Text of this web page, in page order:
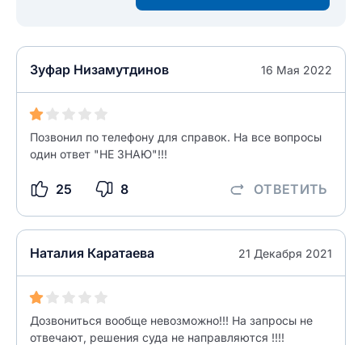
Зуфар Низамутдинов 16 Мая 2022
Позвонил по телефону для справок. На все вопросы
один ответ "НЕ ЗНАЮ"!!!
25 8 ОТВЕТИТЬ
Наталия Каратаева 21 Декабря 2021
Дозвониться вообще невозможно!!! На запросы не
отвечают, решения суда не направляются !!!!
разрешить публикацию отзыва
ОСТАВИТЬ ОТЗЫВ
0/500
разрешить публикацию отзыва
ЗАКРЫТЬ СОХРАНИТЬ